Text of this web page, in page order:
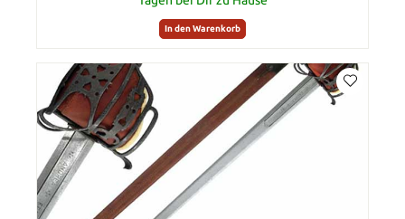
In den Warenkorb